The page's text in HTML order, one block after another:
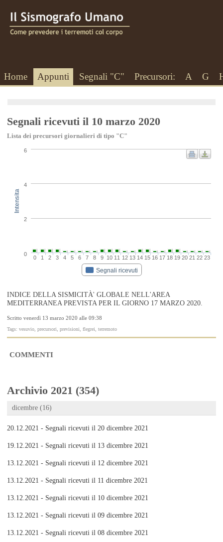
Home Appunti Segnali "C" Precursori: A G
Segnali ricevuti il 10 marzo 2020
Lista dei precursori giornalieri di tipo "C"
Intensita
Segnali ricevuti
0 1 2 3 4 5 6 7 8 9 10 11 12 13 14 15 16 17 18 19 20 21 22 23
0
2
4
6
INDICE DELLA SISMICITÀ' GLOBALE NELL'AREA
MEDITERRANEA PREVISTA PER IL GIORNO 17 MARZO 2020.
Scritto venerdì 13 marzo 2020 alle 09:38
Tags: vesuvio, precursori, previsioni, flegrei, terremoto
COMMENTI
Archivio 2021 (354)
dicembre (16)
20.12.2021 - Segnali ricevuti il 20 dicembre 2021
19.12.2021 - Segnali ricevuti il 13 dicembre 2021
13.12.2021 - Segnali ricevuti il 12 dicembre 2021
13.12.2021 - Segnali ricevuti il 11 dicembre 2021
13.12.2021 - Segnali ricevuti il 10 dicembre 2021
13.12.2021 - Segnali ricevuti il 09 dicembre 2021
13.12.2021 - Segnali ricevuti il 08 dicembre 2021